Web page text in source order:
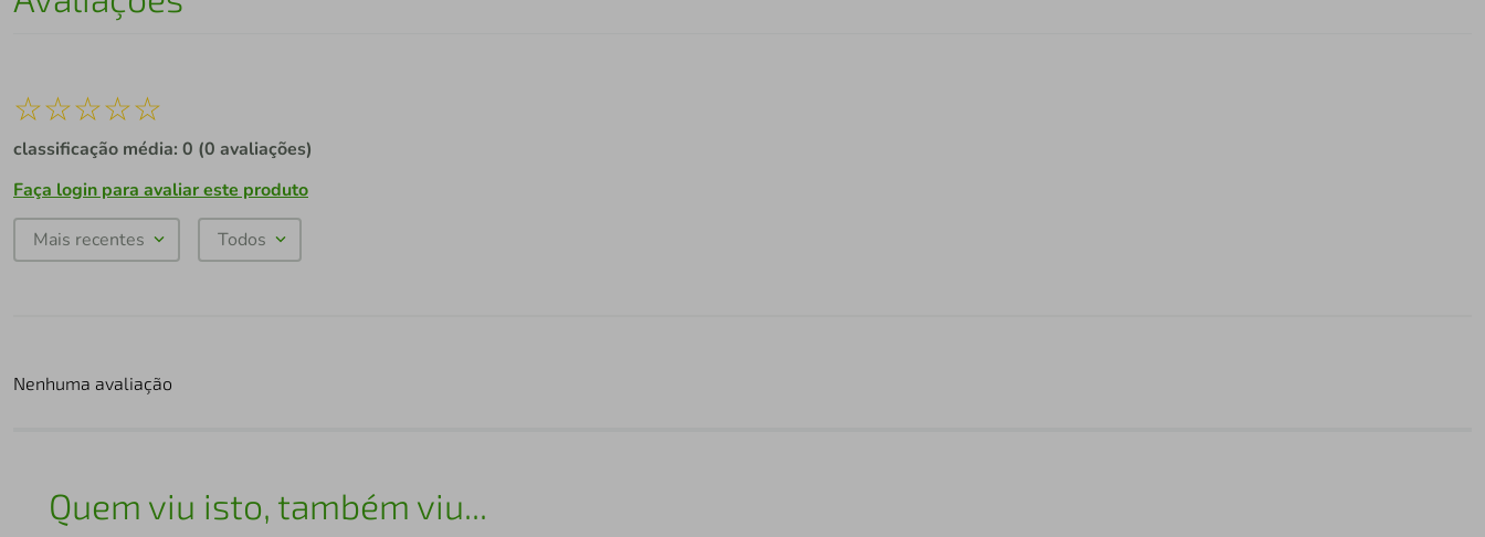
☆☆☆☆☆
classificação média: 0 (0 avaliações)
Faça login para avaliar este produto
Mais recentes Todos
Nenhuma avaliação
Quem viu isto, também viu...